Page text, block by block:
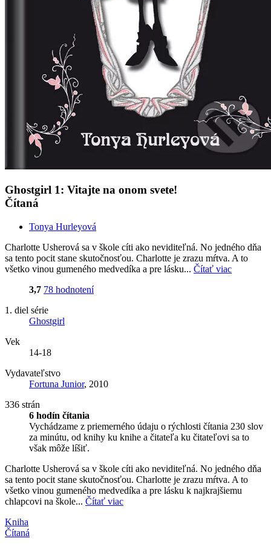
Ghostgirl 1: Vitajte na onom svete!
Čítaná
Tonya Hurleyová
Charlotte Usherová sa v škole cíti ako neviditeľná. No jedného dňa
sa tento pocit stane skutočnosťou. Charlotte je zrazu mŕtva. A to
všetko vinou gumeného medvedíka a pre lásku... Čítať viac
3,7 78 hodnotení
1. diel série
Ghostgirl
Vek
14-18
Vydavateľstvo
Fortuna Junior, 2010
336 strán
6 hodín čítania
Vychádzame z priemerného údaju o rýchlosti čítania 230 slov
za minútu, od knihy ku knihe a čitateľa ku čitateľovi sa to
však môže líšiť.
Charlotte Usherová sa v škole cíti ako neviditeľná. No jedného dňa
sa tento pocit stane skutočnosťou. Charlotte je zrazu mŕtva. A to
všetko vinou gumeného medvedíka a pre lásku k najkrajšiemu
chlapcovi na škole... Čítať viac
Kniha
Čítaná